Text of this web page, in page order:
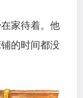
家待着。他
的时间都没